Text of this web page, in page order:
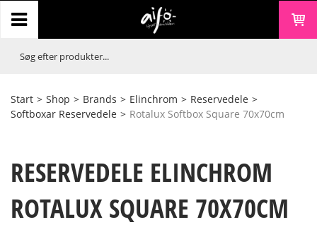
Start > Shop > Brands > Elinchrom > Reservedele >
Softboxar Reservedele > Rotalux Softbox Square 70x70cm
RESERVEDELE ELINCHROM
ROTALUX SQUARE 70X70CM